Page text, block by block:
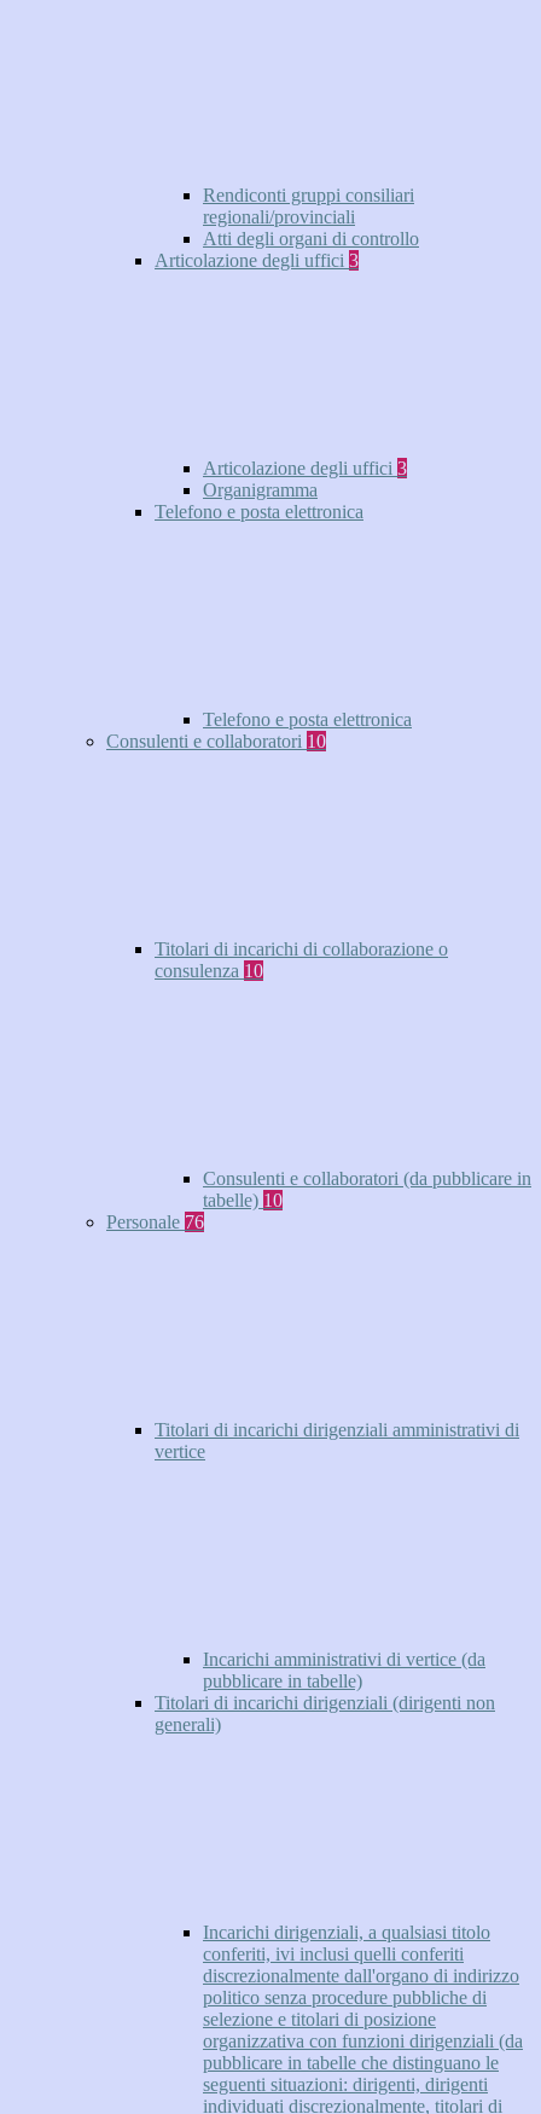
Rendiconti gruppi consiliari
regionali/provinciali
Atti degli organi di controllo
Articolazione degli uffici 3
Articolazione degli uffici 3
Organigramma
Telefono e posta elettronica
Telefono e posta elettronica
Consulenti e collaboratori 10
Titolari di incarichi di collaborazione o
consulenza 10
Consulenti e collaboratori (da pubblicare in
tabelle) 10
Personale 76
Titolari di incarichi dirigenziali amministrativi di
vertice
Incarichi amministrativi di vertice (da
pubblicare in tabelle)
Titolari di incarichi dirigenziali (dirigenti non
generali)
Incarichi dirigenziali, a qualsiasi titolo
conferiti, ivi inclusi quelli conferiti
discrezionalmente dall'organo di indirizzo
politico senza procedure pubbliche di
selezione e titolari di posizione
organizzativa con funzioni dirigenziali (da
pubblicare in tabelle che distinguano le
seguenti situazioni: dirigenti, dirigenti
individuati discrezionalmente, titolari di